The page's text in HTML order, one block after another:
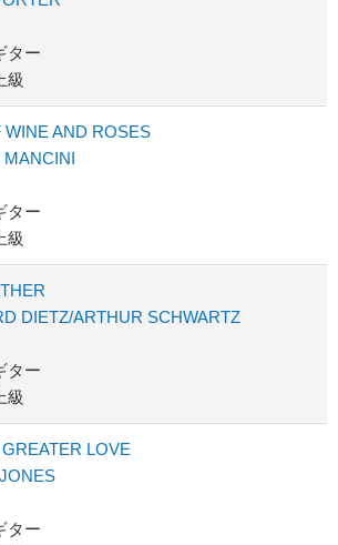
ター
級
WINE AND ROSES
MANCINI
ター
級
DIETZ/ARTHUR SCHWARTZ
ター
級
LOVE
ター